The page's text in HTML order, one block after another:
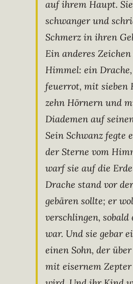
auf ihrem Haupt.
schwanger und
Schmerz in ihren
Ein anderes
Himmel: ein
feuerrot, mit sieben
zehn Hörnern und
Diademen auf
Sein Schwanz fegte
der Sterne vom
warf sie auf die
Drache stand vor
gebären sollte; er
verschlingen, sobald
war. Und sie gebar
einen Sohn, der
mit eisernem